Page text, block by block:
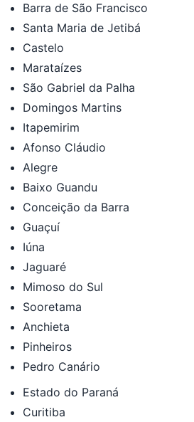
Barra de São Francisco
Santa Maria de Jetibá
Castelo
Marataízes
São Gabriel da Palha
Domingos Martins
Itapemirim
Afonso Cláudio
Alegre
Baixo Guandu
Conceição da Barra
Guaçuí
Iúna
Jaguaré
Mimoso do Sul
Sooretama
Anchieta
Pinheiros
Pedro Canário
Estado do Paraná
Curitiba